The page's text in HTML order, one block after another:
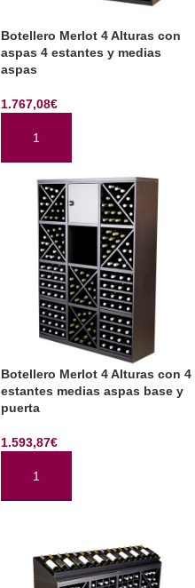
Botellero Merlot 4 Alturas con
aspas 4 estantes y medias
aspas
1.767,08€
AÑADIR AL CARRITO
Botellero Merlot 4 Alturas con 4
estantes medias aspas base y
puerta
1.593,87€
AÑADIR AL CARRITO